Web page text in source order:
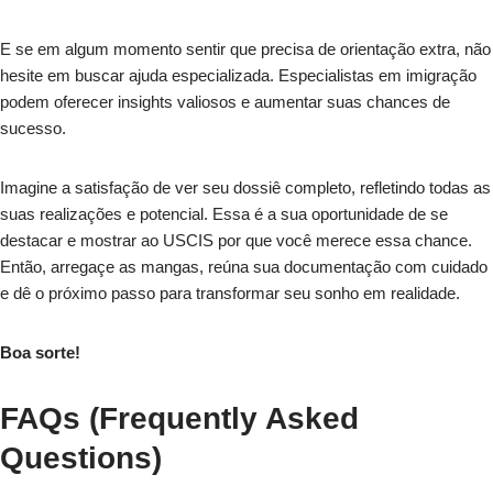
E se em algum momento sentir que precisa de orientação extra, não
hesite em buscar ajuda especializada. Especialistas em imigração
podem oferecer insights valiosos e aumentar suas chances de
sucesso.
Imagine a satisfação de ver seu dossiê completo, refletindo todas as
suas realizações e potencial. Essa é a sua oportunidade de se
destacar e mostrar ao USCIS por que você merece essa chance.
Então, arregaçe as mangas, reúna sua documentação com cuidado
e dê o próximo passo para transformar seu sonho em realidade.
Boa sorte!
FAQs (Frequently Asked
Questions)